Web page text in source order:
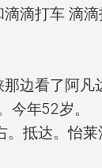
滴打车 滴
边看了阿
今年52岁。
抵达。怡